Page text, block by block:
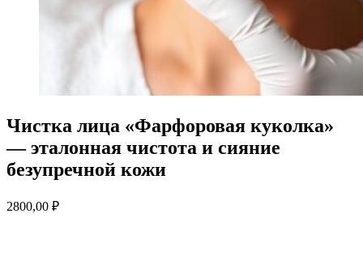
Чистка лица «Фарфоровая куколка»
— эталонная чистота и сияние
безупречной кожи
2800,00 ₽